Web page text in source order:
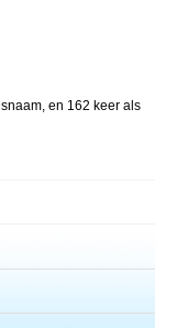
en 162 keer als